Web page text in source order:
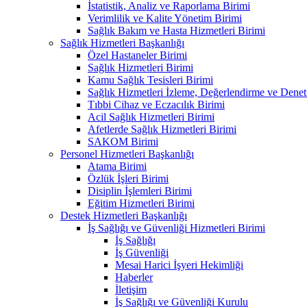
İstatistik, Analiz ve Raporlama Birimi
Verimlilik ve Kalite Yönetim Birimi
Sağlık Bakım ve Hasta Hizmetleri Birimi
Sağlık Hizmetleri Başkanlığı
Özel Hastaneler Birimi
Sağlık Hizmetleri Birimi
Kamu Sağlık Tesisleri Birimi
Sağlık Hizmetleri İzleme, Değerlendirme ve
Tıbbi Cihaz ve Eczacılık Birimi
Acil Sağlık Hizmetleri Birimi
Afetlerde Sağlık Hizmetleri Birimi
SAKOM Birimi
Personel Hizmetleri Başkanlığı
Atama Birimi
Özlük İşleri Birimi
Disiplin İşlemleri Birimi
Eğitim Hizmetleri Birimi
Destek Hizmetleri Başkanlığı
İş Sağlığı ve Güvenliği Hizmetleri Birimi
İş Sağlığı
İş Güvenliği
Mesai Harici İşyeri Hekimliği
Haberler
İletişim
İş Sağlığı ve Güvenliği Kurulu